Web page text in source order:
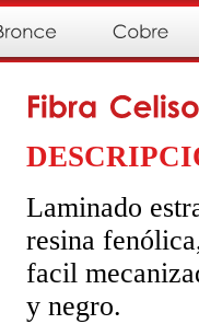
Laminado
resina
facil
y negro.